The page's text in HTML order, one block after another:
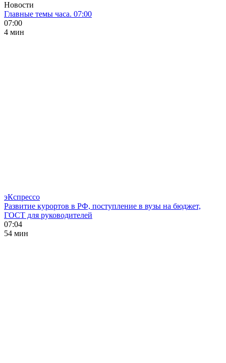
Новости
Главные темы часа. 07:00
07:00
4 мин
эКспрессо
Развитие курортов в РФ, поступление в вузы на бюджет,
ГОСТ для руководителей
07:04
54 мин